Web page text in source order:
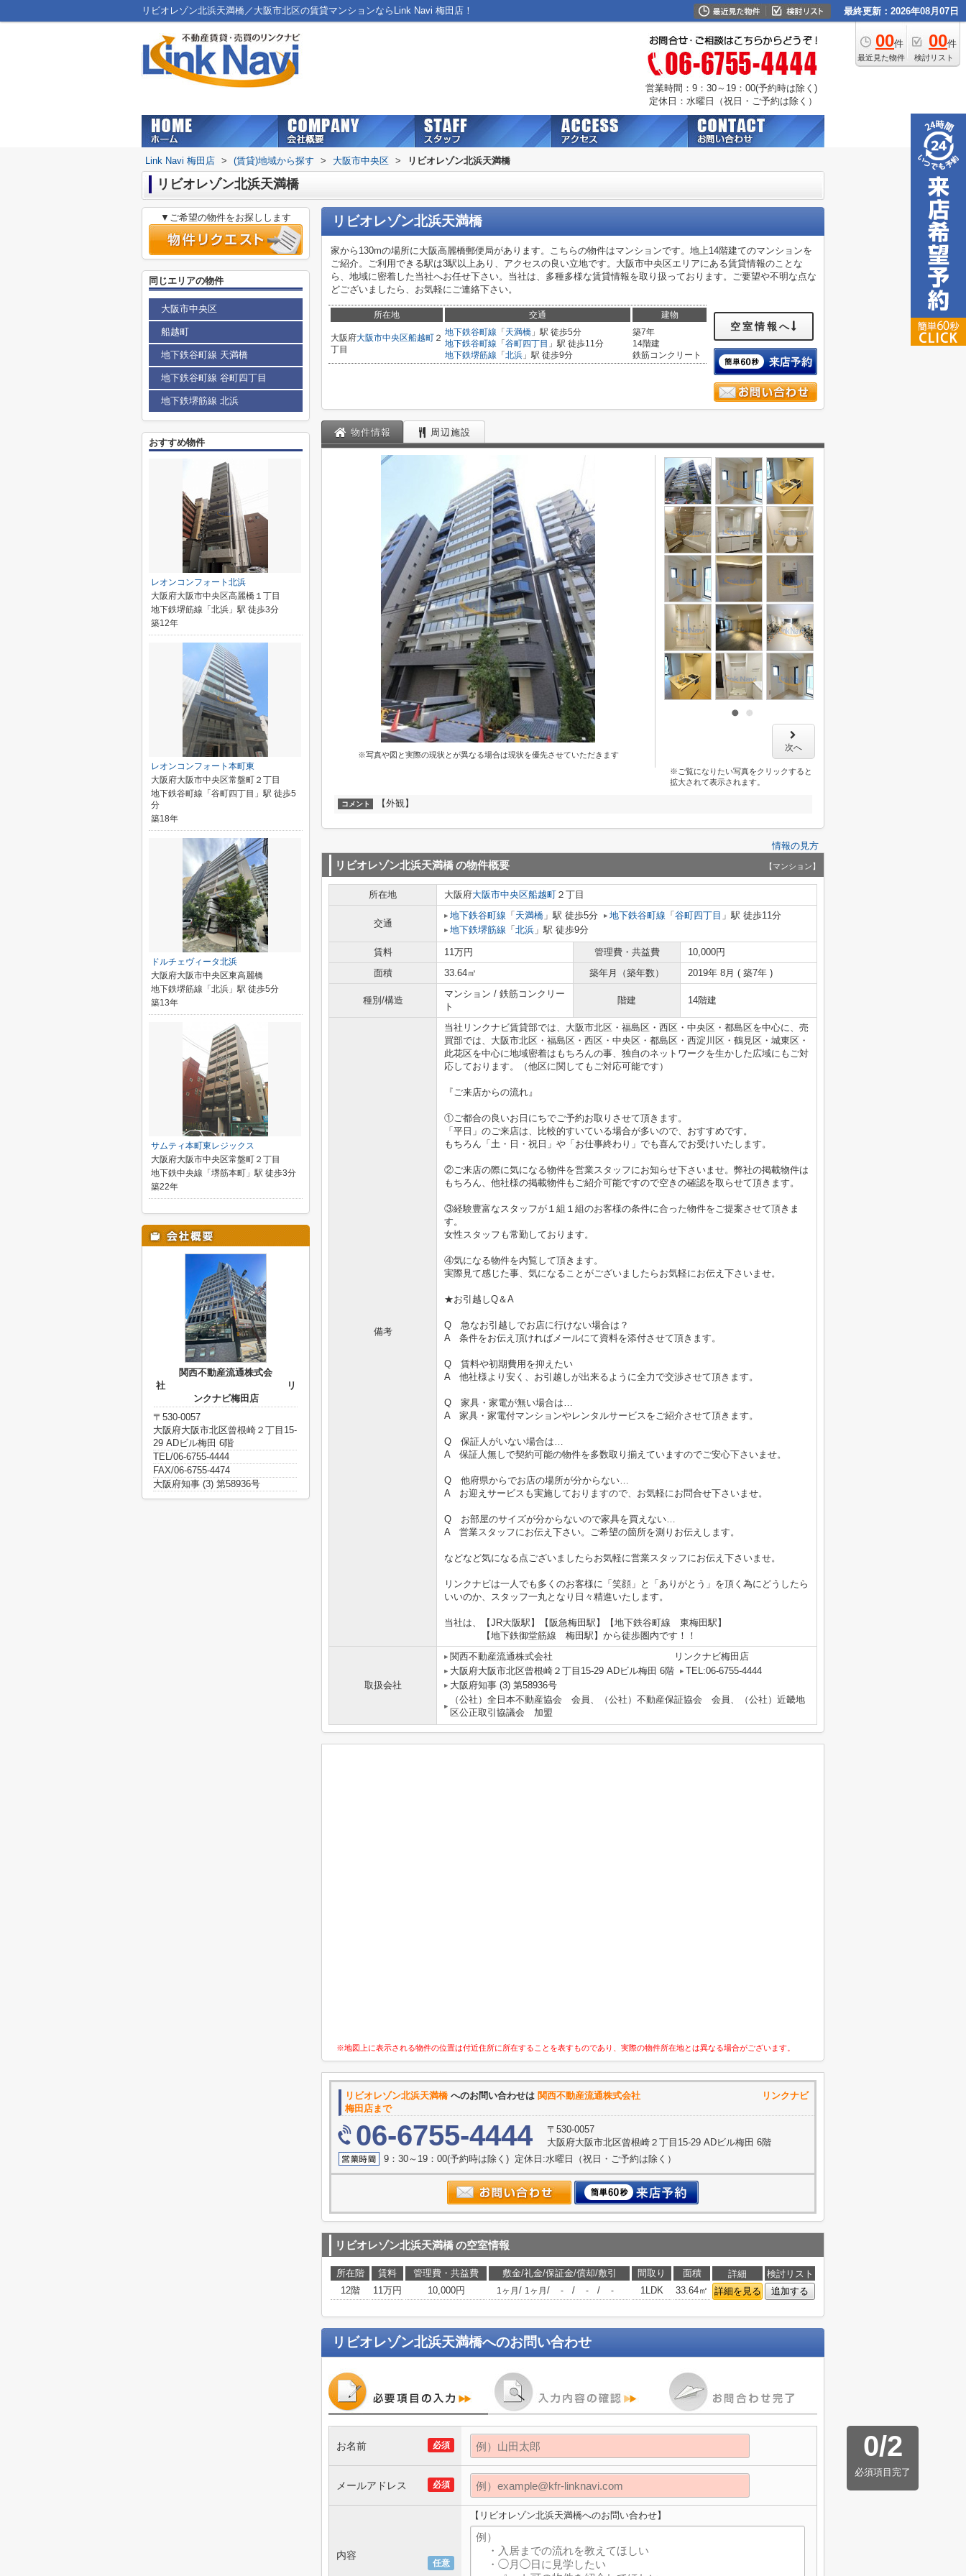
リビオレゾン北浜天満橋／大阪市北区の賃貸マンションならLink Navi 梅田店！ 最終更新：2026年08月07日
00件
最近見た物件
00件
検討リスト
営業時間：9：30～19：00(予約時は除く)
定休日：水曜日（祝日・ご予約は除く）
Link Navi 梅田店 > (賃貸)地域から探す > 大阪市中央区 > リビオレゾン北浜天満橋
リビオレゾン北浜天満橋
リビオレゾン北浜天満橋
家から130mの場所に大阪高麗橋郵便局があります。こちらの物件はマンションです。地上14階建てのマンションを
ご紹介。ご利用できる駅は3駅以上あり、アクセスの良い立地です。大阪市中央区エリアにある賃貸情報のことな
ら、地域に密着した当社へお任せ下さい。当社は、多種多様な賃貸情報を取り扱っております。ご要望や不明な点な
どございましたら、お気軽にご連絡下さい。
所在地 交通 建物
大阪府大阪市中央区船越町 ２
丁目
地下鉄谷町線 「 天満橋 」駅 徒歩5分
地下鉄谷町線 「 谷町四丁目 」駅 徒歩11分
地下鉄堺筋線 「 北浜 」駅 徒歩9分
築7年
14階建
鉄筋コンクリート
空室情報へ
物件情報 周辺施設
※写真や図と実際の現状とが異なる場合は現状を優先させていただきます
次へ
※ご覧になりたい写真をクリックすると
拡大されて表示されます。
コメント 【外観】
情報の見方
リビオレゾン北浜天満橋の物件概要 【マンション】
所在地 大阪府大阪市中央区船越町 ２丁目
交通
地下鉄谷町線 「 天満橋 」駅 徒歩5分 地下鉄谷町線 「 谷町四丁目 」駅 徒歩11分
地下鉄堺筋線 「 北浜 」駅 徒歩9分
賃料 11万円 管理費・共益費
10,000円
面積
33.64㎡ 築年月（築年数） 2019年 8月 ( 築7年 )
種別/構造
マンション / 鉄筋コンクリー
ト
階建 14階建
備考
当社リンクナビ賃貸部では、大阪市北区・福島区・西区・中央区・都島区を中心に、売
買部では、大阪市北区・福島区・西区・中央区・都島区・西淀川区・鶴見区・城東区・
此花区を中心に地域密着はもちろんの事、独自のネットワークを生かした広域にもご対
応しております。（他区に関してもご対応可能です）
『ご来店からの流れ』
①ご都合の良いお日にちでご予約お取りさせて頂きます。
「平日」のご来店は、比較的すいている場合が多いので、おすすめです。
もちろん「土・日・祝日」や「お仕事終わり」でも喜んでお受けいたします。
②ご来店の際に気になる物件を営業スタッフにお知らせ下さいませ。弊社の掲載物件は
もちろん、他社様の掲載物件もご紹介可能ですので空きの確認を取らせて頂きます。
③経験豊富なスタッフが１組１組のお客様の条件に合った物件をご提案させて頂きま
す。
女性スタッフも常勤しております。
④気になる物件を内覧して頂きます。
実際見て感じた事、気になることがございましたらお気軽にお伝え下さいませ。
★お引越しQ＆A
Q 急なお引越しでお店に行けない場合は？
A 条件をお伝え頂ければメールにて資料を添付させて頂きます。
Q 賃料や初期費用を抑えたい
A 他社様より安く、お引越しが出来るように全力で交渉させて頂きます。
Q 家具・家電が無い場合は…
A 家具・家電付マンションやレンタルサービスをご紹介させて頂きます。
Q 保証人がいない場合は…
A 保証人無しで契約可能の物件を多数取り揃えていますのでご安心下さいませ。
Q 他府県からでお店の場所が分からない…
A お迎えサービスも実施しておりますので、お気軽にお問合せ下さいませ。
Q お部屋のサイズが分からないので家具を買えない…
A 営業スタッフにお伝え下さい。ご希望の箇所を測りお伝えします。
などなど気になる点ございましたらお気軽に営業スタッフにお伝え下さいませ。
リンクナビは一人でも多くのお客様に「笑顔」と「ありがとう」を頂く為にどうしたら
いいのか、スタッフ一丸となり日々精進いたします。
当社は、【JR大阪駅】【阪急梅田駅】【地下鉄谷町線 東梅田駅】
【地下鉄御堂筋線 梅田駅】から徒歩圏内です！！
取扱会社
関西不動産流通株式会社 リンクナビ梅田店
大阪府大阪市北区曾根崎２丁目15-29 ADビル梅田 6階
TEL:06-6755-4444
大阪府知事 (3) 第58936号
（公社）全日本不動産協会 会員、（公社）不動産保証協会 会員、（公社）近畿地
区公正取引協議会 加盟
※地図上に表示される物件の位置は付近住所に所在することを表すものであり、実際の物件所在地とは異なる場合がございます。
リビオレゾン北浜天満橋 へのお問い合わせは 関西不動産流通株式会社 リンクナビ
梅田店まで
06-6755-4444
〒530-0057
大阪府大阪市北区曾根崎２丁目15-29 ADビル梅田 6階
9：30～19：00(予約時は除く) 定休日:水曜日（祝日・ご予約は除く）
リビオレゾン北浜天満橋の空室情報
所在階 賃料 管理費・共益費 敷金/礼金/保証金/償却/敷引 間取り 面積 詳細
検討リスト
12階
11万円 10,000円 1ヶ月 / 1ヶ月 / - / - / - 1LDK 33.64㎡ 詳細を見る 追加する
リビオレゾン北浜天満橋へのお問い合わせ
0/2
必須項目完了
必須
お名前
必須
メールアドレス
任意
内容
【リビオレゾン北浜天満橋へのお問い合わせ】
▼ご希望の物件をお探しします
同じエリアの物件
大阪市中央区
船越町
地下鉄谷町線 天満橋
地下鉄谷町線 谷町四丁目
地下鉄堺筋線 北浜
おすすめ物件
レオンコンフォート北浜
大阪府大阪市中央区高麗橋１丁目
地下鉄堺筋線「北浜」駅 徒歩3分
築12年
レオンコンフォート本町東
大阪府大阪市中央区常盤町２丁目
地下鉄谷町線「谷町四丁目」駅 徒歩5
分
築18年
ドルチェヴィータ北浜
大阪府大阪市中央区東高麗橋
地下鉄堺筋線「北浜」駅 徒歩5分
築13年
サムティ本町東レジックス
大阪府大阪市中央区常盤町２丁目
地下鉄中央線「堺筋本町」駅 徒歩3分
築22年
関西不動産流通株式会
社 リ
ンクナビ梅田店
〒530-0057
大阪府大阪市北区曾根崎２丁目15-
29 ADビル梅田 6階
TEL/06-6755-4444
FAX/06-6755-4474
大阪府知事 (3) 第58936号